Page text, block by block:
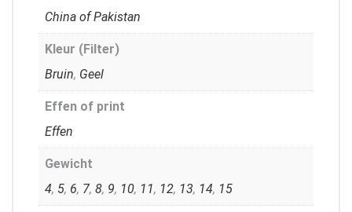
China of Pakistan
Kleur (Filter)
Bruin, Geel
Effen of print
Effen
Gewicht
4, 5, 6, 7, 8, 9, 10, 11, 12, 13, 14, 15